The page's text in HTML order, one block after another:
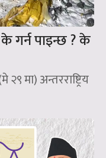
गर्न पाइन्छ ? के
मा) अन्तरराष्ट्रिय